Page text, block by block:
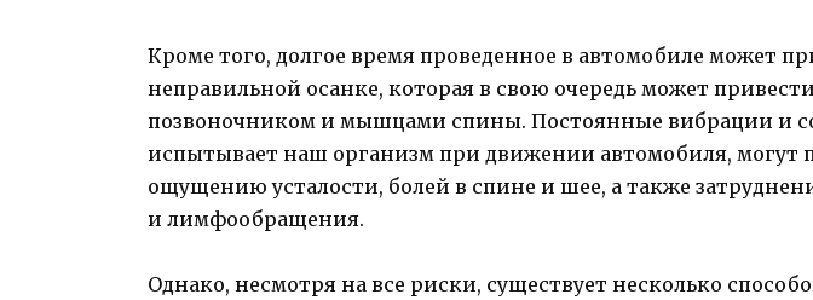
Кроме того, долгое время проведенное в автомобиле может
неправильной осанке, которая в свою очередь может
позвоночником и мышцами спины. Постоянные вибрации и
испытывает наш организм при движении автомобиля, могут
ощущению усталости, болей в спине и шее, а также
и лимфообращения.
Однако, несмотря на все риски, существует несколько